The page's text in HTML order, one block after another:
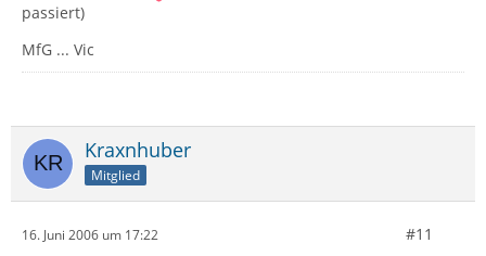
passiert)
MfG ... Vic
Kraxnhuber
Mitglied
16. Juni 2006 um 17:22 #11